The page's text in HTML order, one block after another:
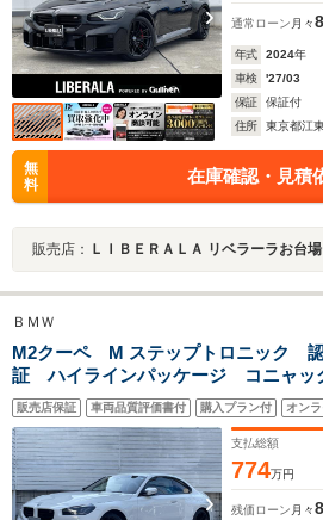
通常ローン 月々
年式 2024年
車検
'27/03
保証
保証付
住所
東京都江
無
料
在庫確認・見積
販売店： ＬＩＢＥＲＡＬＡ リベラーラお台場
ＢＭＷ
M2クーペ M ステップトロニック
証 ハイラインパッケージ コニャッ
ツシート 前席左右シートヒーター
スプレイ ACC Mツインパワーター
キゾーストシステム
販売店保証 車両品質評価書付 購入プラン付 オン
支払総額
774万円
残価ローン 月々